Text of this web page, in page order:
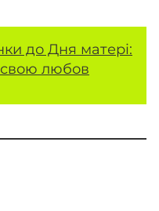
до Дня матері:
свою любов